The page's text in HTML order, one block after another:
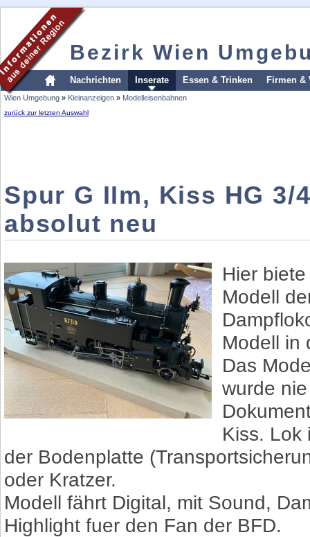
Bezirk Wien
Nachrichten Inserate Essen & Trinken Firmen &
Wien Umgebung » Kleinanzeigen » Modelleisenbahnen
zurück zur letzten Auswahl
Spur G IIm, Kiss HG 3/
absolut neu
Hier
Modell
Modell in
Das
wurde
Kiss. Lok
der Bodenplatte
oder Kratzer.
Modell fährt Digital, mit Sound,
Highlight fuer den Fan der BFD.